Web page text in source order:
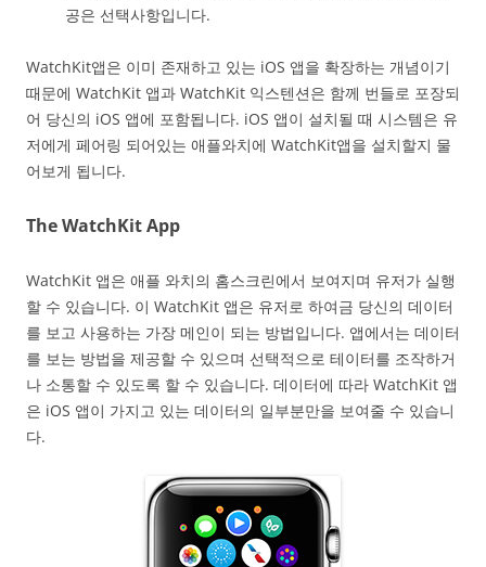
공은 선택사항입니다.
WatchKit앱은 이미 존재하고 있는 iOS 앱을 확장하는 개념이기
때문에 WatchKit 앱과 WatchKit 익스텐션은 함께 번들로 포장되
어 당신의 iOS 앱에 포함됩니다. iOS 앱이 설치될 때 시스템은 유
저에게 페어링 되어있는 애플와치에 WatchKit앱을 설치할지 물
어보게 됩니다.
The WatchKit App
WatchKit 앱은 애플 와치의 홈스크린에서 보여지며 유저가 실행
할 수 있습니다. 이 WatchKit 앱은 유저로 하여금 당신의 데이터
를 보고 사용하는 가장 메인이 되는 방법입니다. 앱에서는 데이터
를 보는 방법을 제공할 수 있으며 선택적으로 테이터를 조작하거
나 소통할 수 있도록 할 수 있습니다. 데이터에 따라 WatchKit 앱
은 iOS 앱이 가지고 있는 데이터의 일부분만을 보여줄 수 있습니
다.